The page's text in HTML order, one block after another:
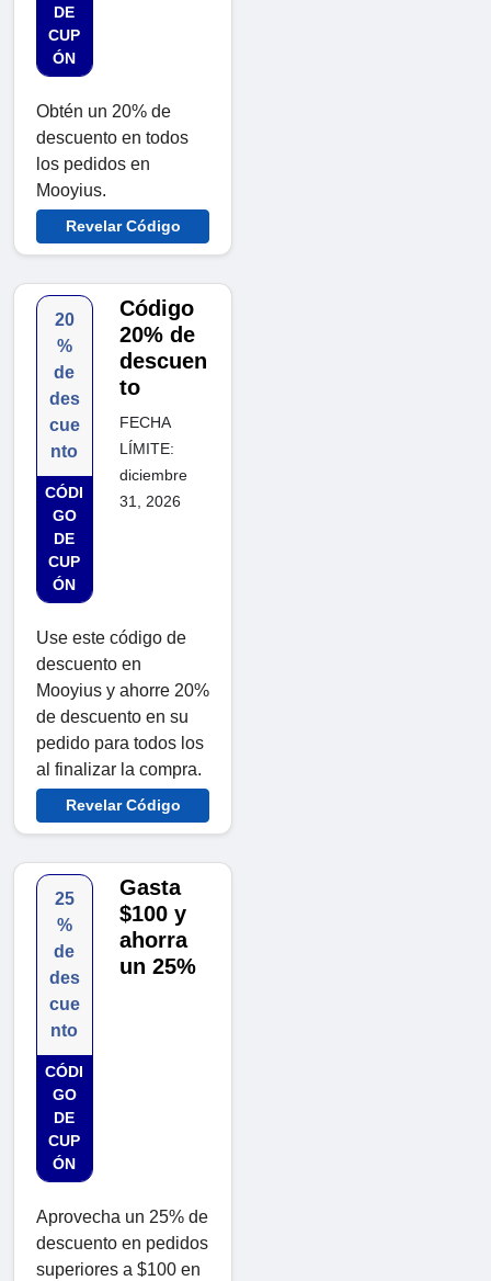
DE
CUP
ÓN
Obtén un 20% de
descuento en todos
los pedidos en
Mooyius.
Revelar Código
20
%
de
des
cue
nto
CÓDI
GO
DE
CUP
ÓN
Código
20% de
descuen
to
FECHA
LÍMITE:
diciembre
31, 2026
Use este código de
descuento en
Mooyius y ahorre 20%
de descuento en su
pedido para todos los
al finalizar la compra.
Revelar Código
25
%
de
des
cue
nto
CÓDI
GO
DE
CUP
ÓN
Gasta
$100 y
ahorra
un 25%
Aprovecha un 25% de
descuento en pedidos
superiores a $100 en